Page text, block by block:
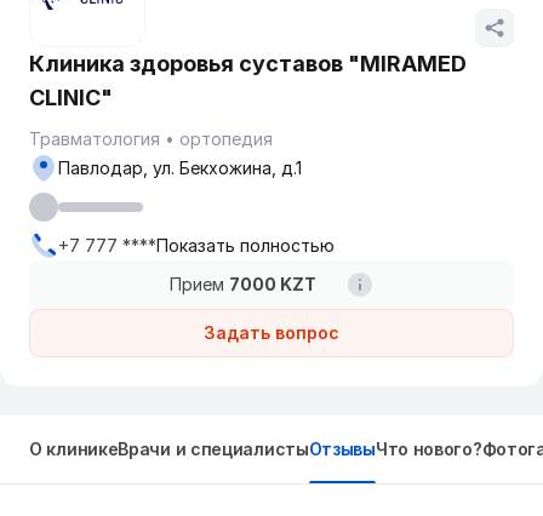
Клиника здоровья суставов "MIRAMED
CLINIC"
Травматология ортопедия
Прием 7000 KZT
Задать вопрос
Павлодар, ул. Бекхожина, д.1
+7 777 ****Показать полностью
О клиникеВрачи и специалистыОтзывыЧто нового?